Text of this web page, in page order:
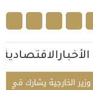
الأخبارالاقتصادية
وزير الخارجية يشارك في